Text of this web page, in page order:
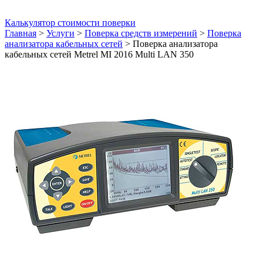
Калькулятор стоимости поверки
Главная > Услуги > Поверка средств измерений > Поверка
анализатора кабельных сетей > Поверка анализатора
кабельных сетей Metrel MI 2016 Multi LAN 350